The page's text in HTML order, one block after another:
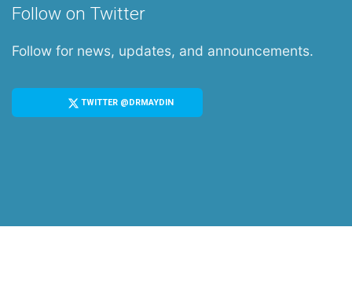
Follow on Twitter
Follow for news, updates, and announcements.
TWITTER @DRMAYDIN